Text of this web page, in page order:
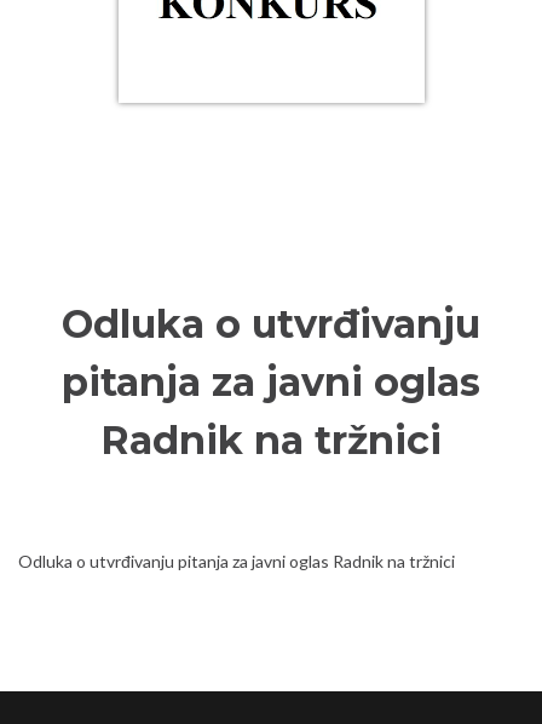
Odluka o utvrđivanju
pitanja za javni oglas
Radnik na tržnici
Odluka o utvrđivanju pitanja za javni oglas Radnik na tržnici